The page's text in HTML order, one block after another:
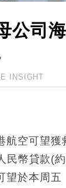
公司
INSIGHT
空可望
幣貸款(
於本周五